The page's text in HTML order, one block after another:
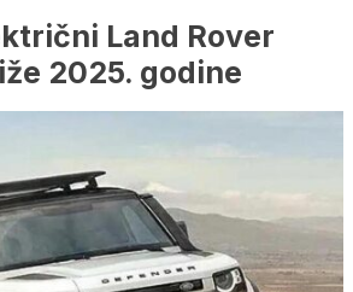
Land Rover
2025. godine